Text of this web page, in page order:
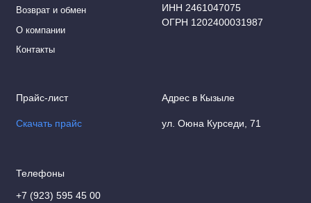
Возврат и обмен
О компании
Контакты
ИНН 2461047075
ОГРН 1202400031987
Прайс-лист
Скачать прайс
Адрес в Кызыле
ул. Оюна Курседи, 71
Телефоны
+7 (923) 595 45 00